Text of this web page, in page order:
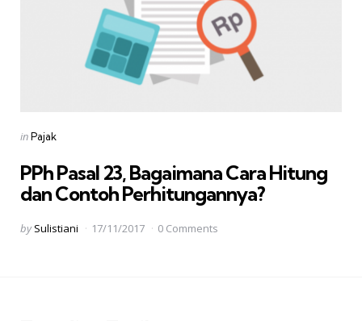
Categories
Posted
inPajak
PPh Pasal 23, Bagaimana Cara Hitung
dan Contoh Perhitungannya?
Posted
by Sulistiani 17/11/2017 0 Comments